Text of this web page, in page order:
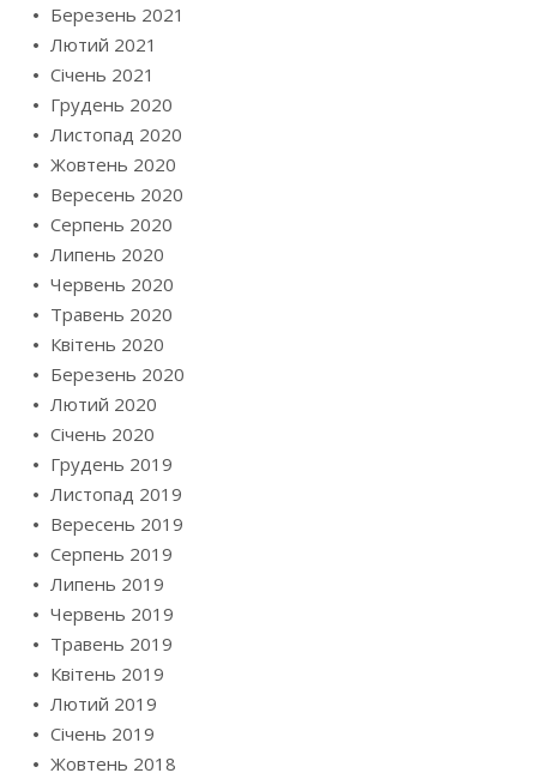
Березень 2021
Лютий 2021
Січень 2021
Грудень 2020
Листопад 2020
Жовтень 2020
Вересень 2020
Серпень 2020
Липень 2020
Червень 2020
Травень 2020
Квітень 2020
Березень 2020
Лютий 2020
Січень 2020
Грудень 2019
Листопад 2019
Вересень 2019
Серпень 2019
Липень 2019
Червень 2019
Травень 2019
Квітень 2019
Лютий 2019
Січень 2019
Жовтень 2018